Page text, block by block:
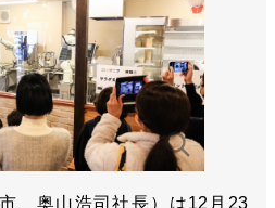
、奥山浩司社長）は12月23